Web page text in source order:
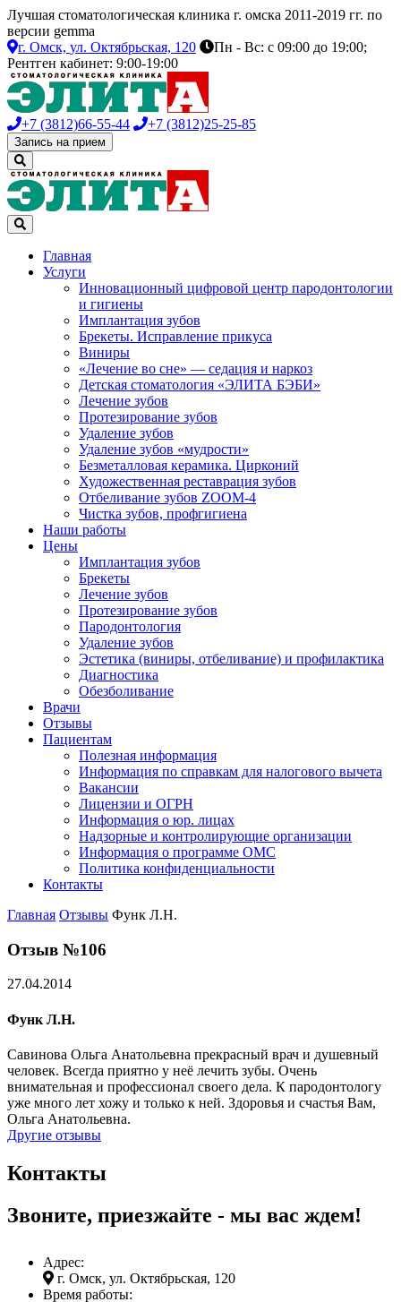
Лучшая стоматологическая клиника г. омска 2011-2019 гг. по
версии gemma
г. Омск, ул. Октябрьская, 120
Пн - Вс: с 09:00 до 19:00;
Рентген кабинет: 9:00-19:00
+7 (3812)66-55-44 +7 (3812)25-25-85
Запись на прием
Главная
Услуги
Инновационный цифровой центр пародонтологии
и гигиены
Имплантация зубов
Брекеты. Исправление прикуса
Виниры
«Лечение во сне» — седация и наркоз
Детская стоматология «ЭЛИТА БЭБИ»
Лечение зубов
Протезирование зубов
Удаление зубов
Удаление зубов «мудрости»
Безметалловая керамика. Цирконий
Художественная реставрация зубов
Отбеливание зубов ZOOM-4
Чистка зубов, профгигиена
Наши работы
Цены
Имплантация зубов
Брекеты
Лечение зубов
Протезирование зубов
Пародонтология
Удаление зубов
Эстетика (виниры, отбеливание) и профилактика
Диагностика
Обезболивание
Врачи
Отзывы
Пациентам
Полезная информация
Информация по справкам для налогового вычета
Вакансии
Лицензии и ОГРН
Информация о юр. лицах
Надзорные и контролирующие организации
Информация о программе ОМС
Политика конфиденциальности
Контакты
Главная Отзывы Функ Л.Н.
Отзыв №106
27.04.2014
Функ Л.Н.
Савинова Ольга Анатольевна прекрасный врач и душевный
человек. Всегда приятно у неё лечить зубы. Очень
внимательная и профессионал своего дела. К пародонтологу
уже много лет хожу и только к ней. Здоровья и счастья Вам,
Ольга Анатольевна.
Другие отзывы
Контакты
Звоните, приезжайте - мы вас ждем!
Адрес:
г. Омск, ул. Октябрьская, 120
Время работы: